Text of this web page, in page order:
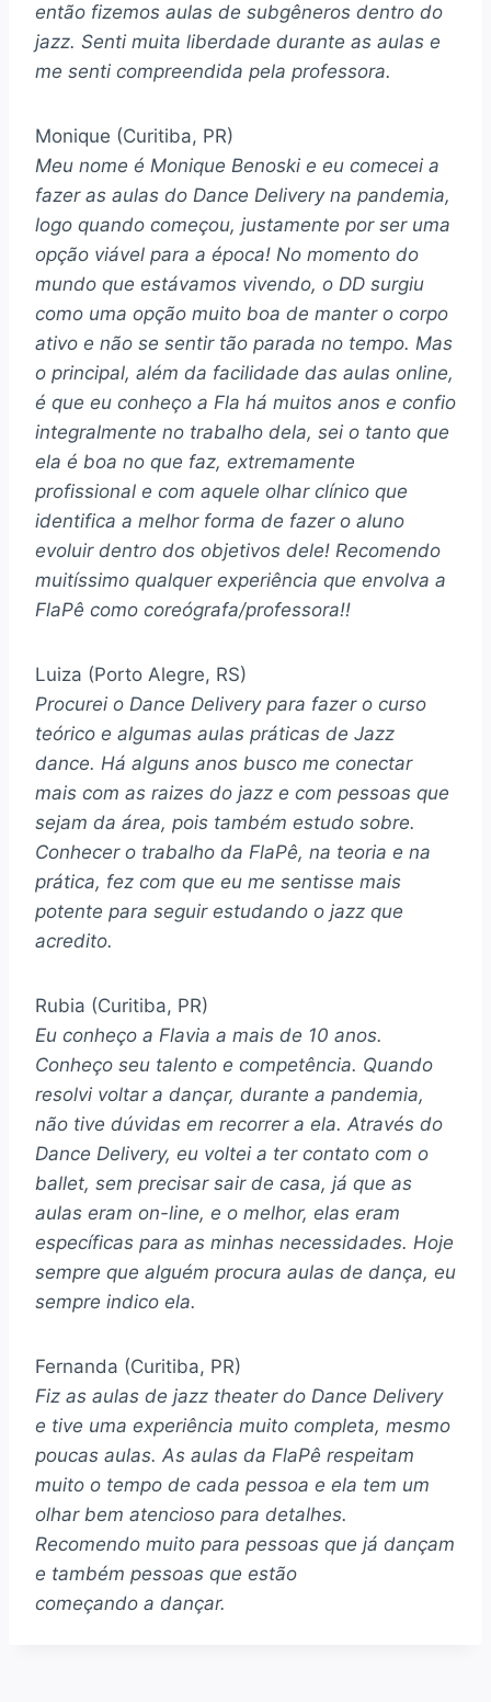
então fizemos aulas de subgêneros dentro do
jazz. Senti muita liberdade durante as aulas e
me senti compreendida pela professora.
Monique (Curitiba, PR)
Meu nome é Monique Benoski e eu comecei a
fazer as aulas do Dance Delivery na pandemia,
logo quando começou, justamente por ser uma
opção viável para a época! No momento do
mundo que estávamos vivendo, o DD surgiu
como uma opção muito boa de manter o corpo
ativo e não se sentir tão parada no tempo. Mas
o principal, além da facilidade das aulas online,
é que eu conheço a Fla há muitos anos e confio
integralmente no trabalho dela, sei o tanto que
ela é boa no que faz, extremamente
profissional e com aquele olhar clínico que
identifica a melhor forma de fazer o aluno
evoluir dentro dos objetivos dele! Recomendo
muitíssimo qualquer experiência que envolva a
FlaPê como coreógrafa/professora!!
Luiza (Porto Alegre, RS)
Procurei o Dance Delivery para fazer o curso
teórico e algumas aulas práticas de Jazz
dance. Há alguns anos busco me conectar
mais com as raizes do jazz e com pessoas que
sejam da área, pois também estudo sobre.
Conhecer o trabalho da FlaPê, na teoria e na
prática, fez com que eu me sentisse mais
potente para seguir estudando o jazz que
acredito.
Rubia (Curitiba, PR)
Eu conheço a Flavia a mais de 10 anos.
Conheço seu talento e competência. Quando
resolvi voltar a dançar, durante a pandemia,
não tive dúvidas em recorrer a ela. Através do
Dance Delivery, eu voltei a ter contato com o
ballet, sem precisar sair de casa, já que as
aulas eram on-line, e o melhor, elas eram
específicas para as minhas necessidades. Hoje
sempre que alguém procura aulas de dança, eu
sempre indico ela.
Fernanda (Curitiba, PR)
Fiz as aulas de jazz theater do Dance Delivery
e tive uma experiência muito completa, mesmo
poucas aulas. As aulas da FlaPê respeitam
muito o tempo de cada pessoa e ela tem um
olhar bem atencioso para detalhes.
Recomendo muito para pessoas que já dançam
e também pessoas que estão
começando a dançar.